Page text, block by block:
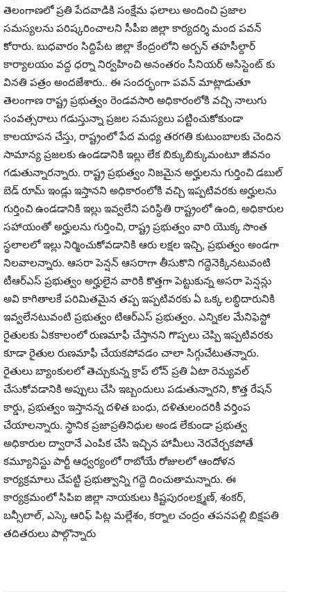
తెలంగాణలో ప్రతి పేదవాడికి సంక్షేమ ఫలాలు అందించి ప్రజాల
సమస్యలను పరిష్కరించాలని సీపీఐ జిల్లా కార్యదర్శి మంద పవన్
కోరారు. బుధవారం సిద్దిపేట జిల్లా కేంద్రంలోని అర్బన్ తహసీల్దార్
కార్యాలయం వద్ద ధర్నా నిర్వహించి అనంతరం సీనియర్ అసిస్టెంట్ కు
వినతి పత్రం అందజేశారు.. ఈ సందర్భంగా పవన్ మాట్లాడుతూ
తెలంగాణ రాష్ట్ర ప్రభుత్వం రెండవసారి అధికారంలోకి వచ్చి నాలుగు
సంవత్సరాలు గడుస్తున్నా ప్రజల సమస్యలు పట్టించుకోకుండా
కాలయాపన చేస్తు, రాష్ట్రంలో పేద మధ్య తరగతి కుటుంబాలకు చెందిన
సామాన్య ప్రజలకు ఉండడానికి ఇల్లు లేక బిక్కుబిక్కుమంటూ జీవనం
గడుతున్నారన్నారు. రాష్ట్ర ప్రభుత్వం నిజమైన అర్హులను గుర్తించి డబుల్
బెడ్ రూమ్ ఇండ్లు ఇస్తానని అధికారంలోకి వచ్చి ఇప్పటివరకు అర్హులను
గుర్తించి ఉండడానికి ఇల్లు ఇవ్వలేని పరిస్థితి రాష్ట్రంలో ఉంది, అధికారుల
సహాయంతో అర్హులను గుర్తించి, రాష్ట్ర ప్రభుత్వం వారి యొక్క సొంత
స్థలాలలో ఇల్లు నిర్మించుకోవడానికి ఆరు లక్షల ఇచ్చి, ప్రభుత్వం అండగా
నిలవాలన్నారు. ఆసరా పెన్షన్ ఆసరాగా తీసుకొని గద్దెనెక్కినటువంటి
టీఆర్ఎస్ ప్రభుత్వం అర్హులైన వారికి కొత్తగా పెట్టుకున్న అసరా పెన్షన్లు
అవి కాగితాలకే పరిమితమైన తప్ప ఇప్పటివరకు ఏ ఒక్క లబ్ధిదారునికి
ఇవ్వలేనటువంటి ప్రభుత్వం టిఆర్ఎస్ ప్రభుత్వం. ఎన్నికల మేనిఫెస్టో
రైతులకు ఏకకాలంలో రుణమాఫీ చేస్తానని గొప్పలు చెప్పి ఇప్పటివరకు
కూడా రైతుల రుణమాఫీ చేయకపోవడం చాలా సిగ్గుచేటుతన్నారు.
రైతులు బ్యాంకులలో తెచ్చుకున్న క్రాప్ లోన్ ప్రతి ఏటా రెన్యువల్
చేసుకోవడానికి అప్పులు చేసి ఇబ్బందులు పడుతున్నారని, కొత్త రేషన్
కార్డు, ప్రభుత్వం ఇస్తానన్న దళిత బంధు, దళితులందరికీ వర్తింప
చేయాలన్నారు. స్థానిక ప్రజాప్రతినిధుల అండ లేకుండా ప్రభుత్వ
అధికారుల ద్వారానే ఎంపిక చేసి ఇచ్చిన హామీలు నెరవేర్చకపోతే
కమ్యూనిస్టు పార్టీ ఆధ్వర్యంలో రాబోయే రోజులలో ఆందోళన
కార్యక్రమాలు చేపట్టి ప్రభుత్వాన్ని గద్దె దించుతామన్నారు. ఈ
కార్యక్రమంలో సిపిఐ జిల్లా నాయకులు కిష్టపురంలక్ష్మణ్, శంకర్,
బన్సీలాల్, ఎస్కె ఆరిఫ్ పిట్ల మల్లేశం, కర్నాల చంద్రం తపనపల్లి బిక్షపతి
తదితరులు పాల్గొన్నారు